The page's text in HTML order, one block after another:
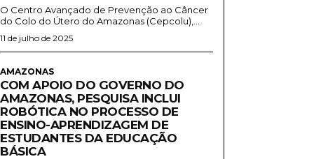
O Centro Avançado de Prevenção ao Câncer
do Colo do Útero do Amazonas (Cepcolu),...
11 de julho de 2025
AMAZONAS
COM APOIO DO GOVERNO DO
AMAZONAS, PESQUISA INCLUI
ROBÓTICA NO PROCESSO DE
ENSINO-APRENDIZAGEM DE
ESTUDANTES DA EDUCAÇÃO
BÁSICA